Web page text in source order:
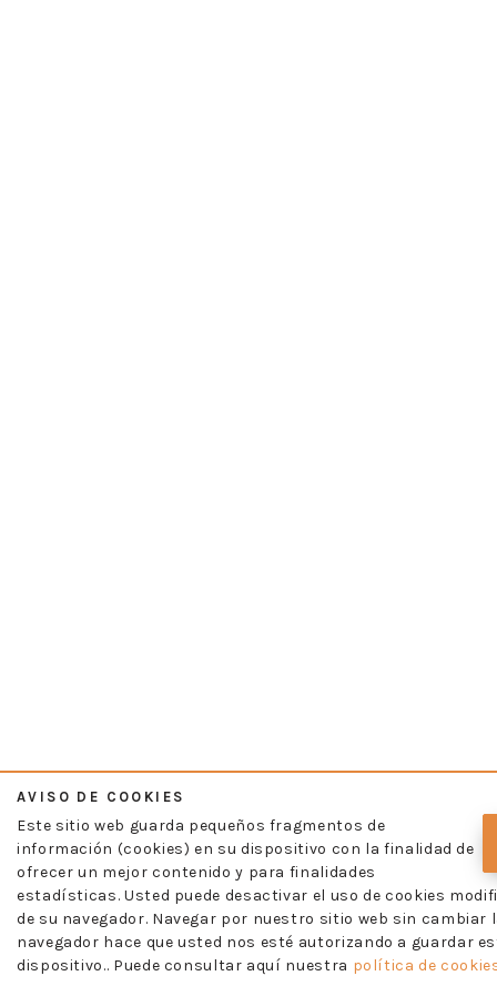
AVISO DE COOKIES
Este sitio web guarda pequeños fragmentos de
información (cookies) en su dispositivo con la finalidad de
ofrecer un mejor contenido y para finalidades
estadísticas. Usted puede desactivar el uso de cookies
de su navegador. Navegar por nuestro sitio web sin cambiar
navegador hace que usted nos esté autorizando a guardar
dispositivo.. Puede consultar aquí nuestra política de